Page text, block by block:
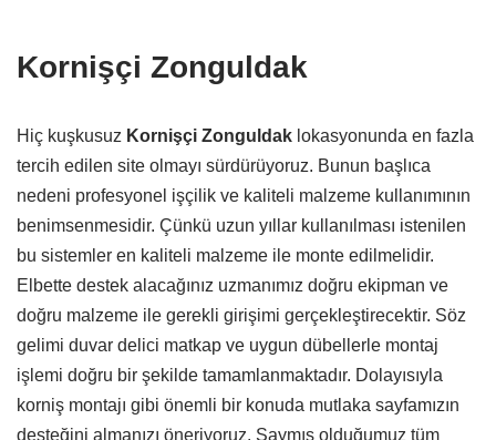
Kornişçi Zonguldak
Hiç kuşkusuz Kornişçi Zonguldak lokasyonunda en fazla
tercih edilen site olmayı sürdürüyoruz. Bunun başlıca
nedeni profesyonel işçilik ve kaliteli malzeme kullanımının
benimsenmesidir. Çünkü uzun yıllar kullanılması istenilen
bu sistemler en kaliteli malzeme ile monte edilmelidir.
Elbette destek alacağınız uzmanımız doğru ekipman ve
doğru malzeme ile gerekli girişimi gerçekleştirecektir. Söz
gelimi duvar delici matkap ve uygun dübellerle montaj
işlemi doğru bir şekilde tamamlanmaktadır. Dolayısıyla
korniş montajı gibi önemli bir konuda mutlaka sayfamızın
desteğini almanızı öneriyoruz. Saymış olduğumuz tüm